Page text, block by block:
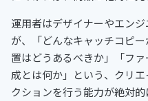
運用者はデザイナーやエン
が、「どんなキャッチコピ
置はどうあるべきか」「フ
成とは何か」という、クリ
クションを行う能力が絶対的